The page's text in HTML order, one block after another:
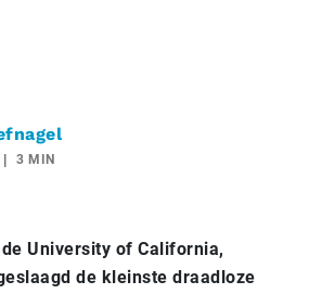
3 MIN
University of California,
de kleinste draadloze